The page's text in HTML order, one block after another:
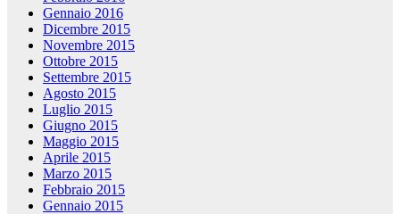
Gennaio 2016
Dicembre 2015
Novembre 2015
Ottobre 2015
Settembre 2015
Agosto 2015
Luglio 2015
Giugno 2015
Maggio 2015
Aprile 2015
Marzo 2015
Febbraio 2015
Gennaio 2015